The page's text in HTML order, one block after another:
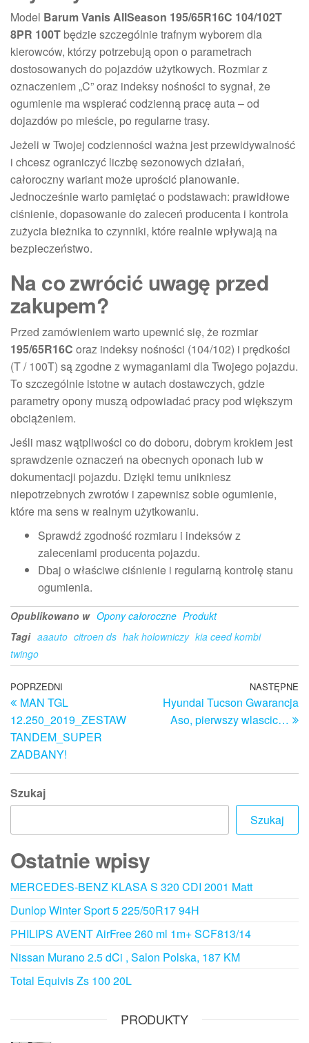
Model Barum Vanis AllSeason 195/65R16C 104/102T
8PR 100T będzie szczególnie trafnym wyborem dla
kierowców, którzy potrzebują opon o parametrach
dostosowanych do pojazdów użytkowych. Rozmiar z
oznaczeniem „C” oraz indeksy nośności to sygnał, że
ogumienie ma wspierać codzienną pracę auta – od
dojazdów po mieście, po regularne trasy.
Jeżeli w Twojej codzienności ważna jest przewidywalność
i chcesz ograniczyć liczbę sezonowych działań,
całoroczny wariant może uprościć planowanie.
Jednocześnie warto pamiętać o podstawach: prawidłowe
ciśnienie, dopasowanie do zaleceń producenta i kontrola
zużycia bieżnika to czynniki, które realnie wpływają na
bezpieczeństwo.
Na co zwrócić uwagę przed
zakupem?
Przed zamówieniem warto upewnić się, że rozmiar
195/65R16C oraz indeksy nośności (104/102) i prędkości
(T / 100T) są zgodne z wymaganiami dla Twojego pojazdu.
To szczególnie istotne w autach dostawczych, gdzie
parametry opony muszą odpowiadać pracy pod większym
obciążeniem.
Jeśli masz wątpliwości co do doboru, dobrym krokiem jest
sprawdzenie oznaczeń na obecnych oponach lub w
dokumentacji pojazdu. Dzięki temu unikniesz
niepotrzebnych zwrotów i zapewnisz sobie ogumienie,
które ma sens w realnym użytkowaniu.
Sprawdź zgodność rozmiaru i indeksów z
zaleceniami producenta pojazdu.
Dbaj o właściwe ciśnienie i regularną kontrolę stanu
ogumienia.
Opublikowano w Opony całoroczne Produkt
Tagi aaauto citroen ds hak holowniczy kia ceed kombi
twingo
Nawigacja
wpisu
Poprzedni
wpis
POPRZEDNI
MAN TGL
12.250_2019_ZESTAW
TANDEM_SUPER
ZADBANY!
NASTĘPNE
Hyundai Tucson Gwarancja
Aso, pierwszy wlascic…
Szukaj
Szukaj
Ostatnie wpisy
MERCEDES-BENZ KLASA S 320 CDI 2001 Matt
Dunlop Winter Sport 5 225/50R17 94H
PHILIPS AVENT AirFree 260 ml 1m+ SCF813/14
Nissan Murano 2.5 dCi , Salon Polska, 187 KM
Total Equivis Zs 100 20L
PRODUKTY